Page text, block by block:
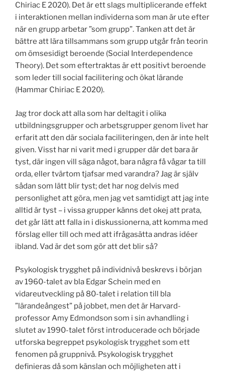
Chiriac E 2020). Det är ett slags multiplicerande effekt
i interaktionen mellan individerna som man är ute efter
när en grupp arbetar ”som grupp”. Tanken att det är
bättre att lära tillsammans som grupp utgår från teorin
om ömsesidigt beroende (Social Interdependence
Theory). Det som eftertraktas är ett positivt beroende
som leder till social facilitering och ökat lärande
(Hammar Chiriac E 2020).
Jag tror dock att alla som har deltagit i olika
utbildningsgrupper och arbetsgrupper genom livet har
erfarit att den där sociala faciliteringen, den är inte helt
given. Visst har ni varit med i grupper där det bara är
tyst, där ingen vill säga något, bara några få vågar ta till
orda, eller tvärtom tjafsar med varandra? Jag är själv
sådan som lätt blir tyst; det har nog delvis med
personlighet att göra, men jag vet samtidigt att jag inte
alltid är tyst – i vissa grupper känns det okej att prata,
det går lätt att falla in i diskussionerna, att komma med
förslag eller till och med att ifrågasätta andras idéer
ibland. Vad är det som gör att det blir så?
Psykologisk trygghet på individnivå beskrevs i början
av 1960-talet av bla Edgar Schein med en
vidareutveckling på 80-talet i relation till bla
”lärandeångest” på jobbet, men det är Harvard-
professor Amy Edmondson som i sin avhandling i
slutet av 1990-talet först introducerade och började
utforska begreppet psykologisk trygghet som ett
fenomen på gruppnivå. Psykologisk trygghet
definieras då som känslan och möjligheten att i